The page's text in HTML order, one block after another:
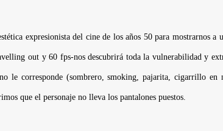
expresionista del cine de los años 50 para mostrarnos a
out y 60 fps-nos descubrirá toda la vulnerabilidad y
le corresponde (sombrero, smoking, pajarita, cigarrillo en
que el personaje no lleva los pantalones puestos.